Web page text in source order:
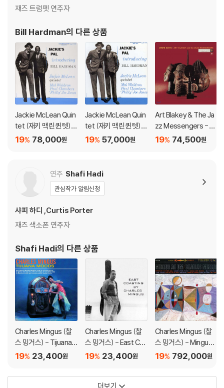
※ 반품/교환 안내
상을 요청할 수 있으며, 동영상이 없는 경우 반품/교환이 제한될 수 있습니
관련 사진과 동영상 및 재생 기기 모델명을 첨부하여 첨부하여 고객센터에
문의 바랍니다.
2) LP는 잦은 배송 과정에서 재킷에 손상이 발생할 가능성이 높고 재판매
가 어려우므로 신중한 구매를 부탁드립니다.
재즈 트럼펫 연주자
Bill Hardman의 다른 상품
Jackie McLean Quin
tet (재키 맥린 퀸텟) -
Jackie's Pal [LP]
78,000원
19%
Jackie McLean Quin
tet (재키 맥린 퀸텟) -
Jackie's Pal [SACD
57,000원
19%
Art Blakey & The Ja
zz Messengers - Dr
um Suite [LP]
74,500원
19%
연주 Shafi Hadi
관심작가 알림신청
샤피 하디 ,Curtis Porter
재즈 색소폰 연주자
Shafi Hadi의 다른 상품
Charles Mingus (찰
스 밍거스) - Tijuana
Moods23,400원
19%
Charles Mingus (찰
스 밍거스) - East Coa
sting 23,400원
19%
Charles Mingus (찰
스 밍거스) - Mingus
Ah Um [2LP]
792,000원
19%
더보기